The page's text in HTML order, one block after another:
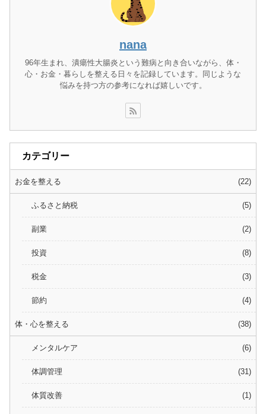
nana
96年生まれ、潰瘍性大腸炎という難病と向き合いながら、体・
心・お金・暮らしを整える日々を記録しています。同じような
悩みを持つ方の参考になれば嬉しいです。
カテゴリー
お金を整える 22
ふるさと納税 5
副業 2
投資 8
税金 3
節約 4
体・心を整える 38
メンタルケア 6
体調管理 31
体質改善 1